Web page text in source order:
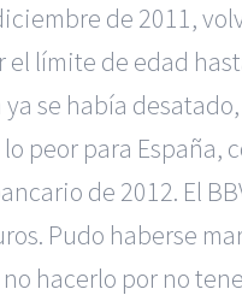
de 2011,
límite de edad
se había
peor para España,
de 2012. El
Pudo haberse
hacerlo por no